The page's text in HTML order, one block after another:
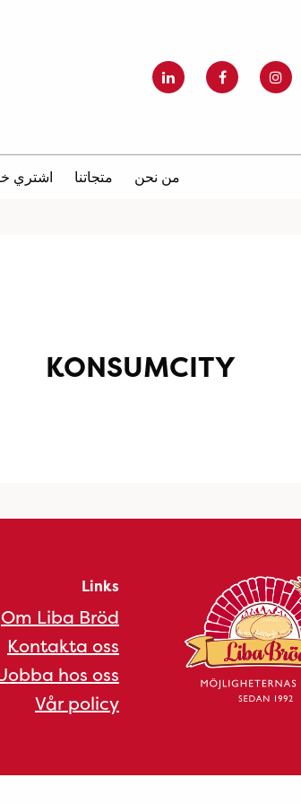
من نحن متجاتنا اشتري
KONSUMCITY
Links
Om Liba Bröd
Kontakta oss
hos oss
Vår policy